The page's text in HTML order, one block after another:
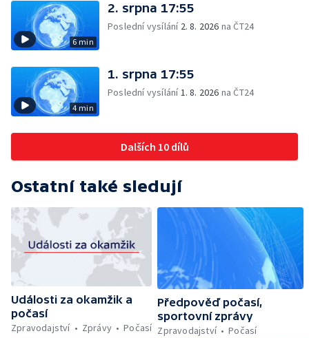
6 min
2. srpna 17:55
Poslední vysílání 2. 8. 2026 na ČT24
4 min
1. srpna 17:55
Poslední vysílání1. 8. 2026 na ČT24
Dalších 10 dílů
Ostatní také sledují
Události za okamžik a
počasí
Zpravodajství
Zprávy Počasí
Předpověď počasí,
sportovní zprávy
Zpravodajství
Počasí